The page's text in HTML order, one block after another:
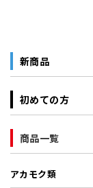
新商品
初めての方
商品一覧
アカモク類